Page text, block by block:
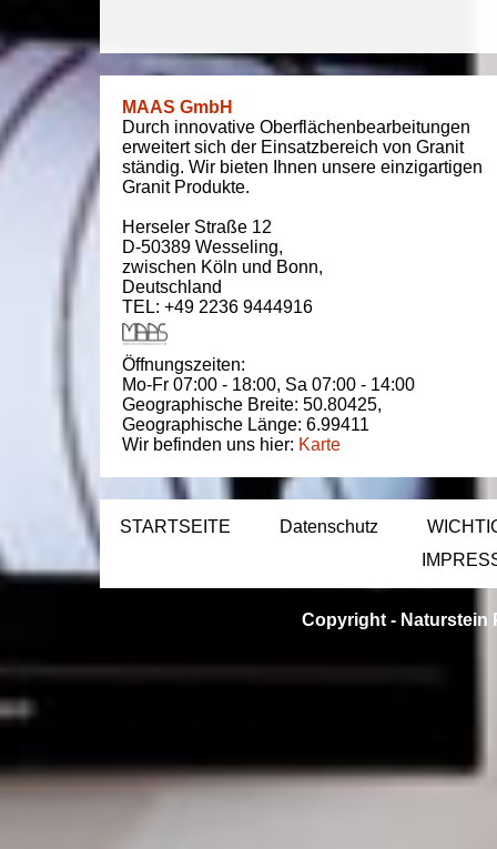
MAAS GmbH
Durch innovative Oberflächenbearbeitungen
erweitert sich der Einsatzbereich von Granit
ständig. Wir bieten Ihnen unsere einzigartigen
Granit Produkte.
Herseler Straße 12
D-50389 Wesseling,
zwischen Köln und Bonn,
Deutschland
TEL: +49 2236 9444916
Öffnungszeiten:
Mo-Fr 07:00 - 18:00, Sa 07:00 - 14:00
Geographische Breite: 50.80425,
Geographische Länge: 6.99411
Wir befinden uns hier: Karte
STARTSEITE Datenschutz
Copyright - Naturstein